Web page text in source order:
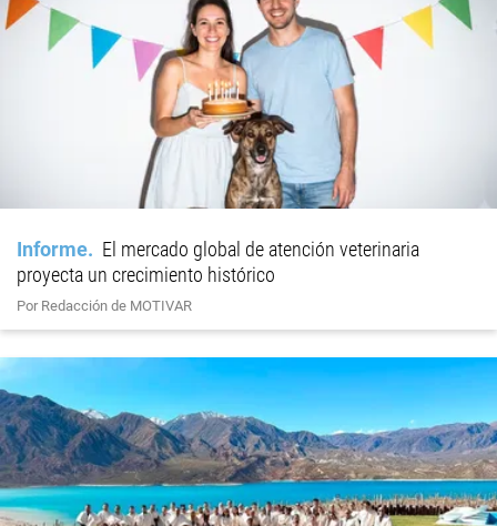
Informe
El mercado global de atención veterinaria
proyecta un crecimiento histórico
Por Redacción de MOTIVAR